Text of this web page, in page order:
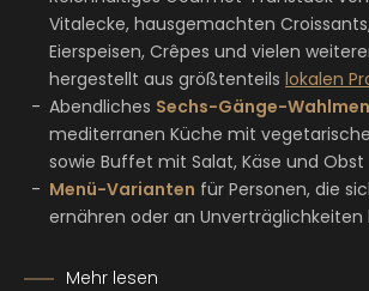
Vitalecke, hausgemachten
Eierspeisen, Crêpes und vielen
hergestellt aus größtenteils lokalen
Abendliches Sechs-Gänge-
mediterranen Küche mit
sowie Buffet mit Salat, Käse und Obst
Menü-Varianten für Personen, die
ernähren oder an Unverträglichkeiten
Mehr lesen